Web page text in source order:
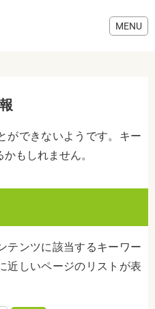
ができないようです。キー
もしれません。
テンツに該当するキーワー
近しいページのリストが表